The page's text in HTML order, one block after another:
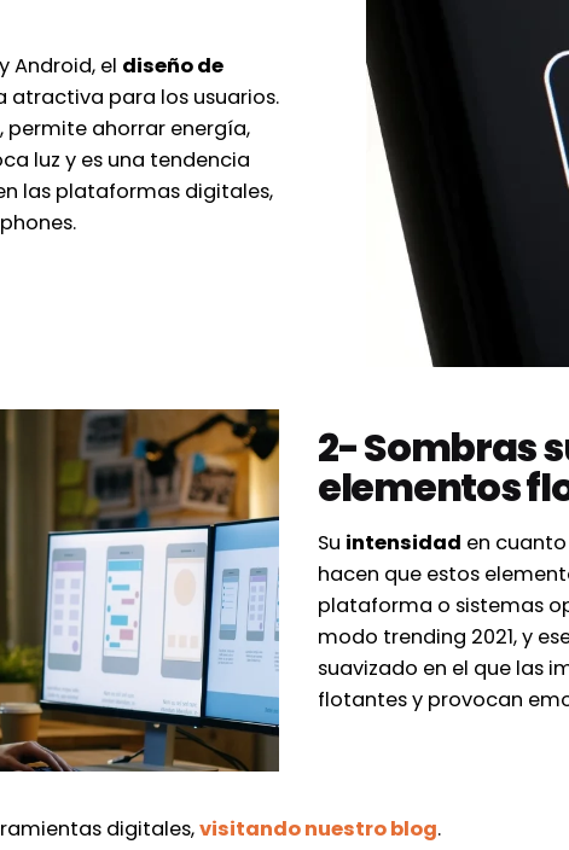
Android, el diseño de
atractiva para los usuarios.
permite ahorrar energía,
luz y es una tendencia
las plataformas digitales,
2- Sombras
elementos
Su intensidad en
hacen que estos
plataforma o sistemas
modo trending 2021, y
suavizado en el que las
flotantes y provocan
digitales,visitando nuestro blog.